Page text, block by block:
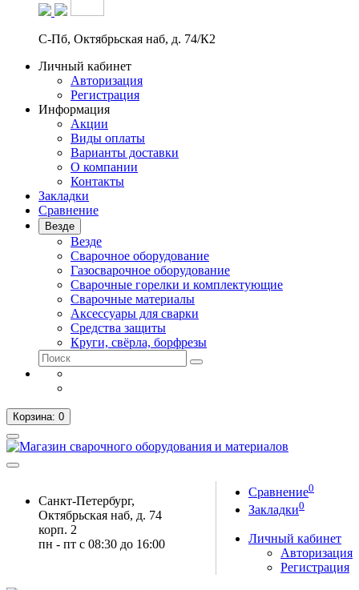
С-Пб, Октябрьская наб, д. 74/К2
Личный кабинет
Авторизация
Регистрация
Информация
Акции
Виды оплаты
Варианты доставки
О компании
Контакты
Закладки
Сравнение
Везде
Везде
Сварочное оборудование
Газосварочное оборудование
Сварочные горелки и комплектующие
Сварочные материалы
Аксессуары для сварки
Средства защиты
Круги, свёрла, борфрезы
Корзина: 0
Санкт-Петербург,
Октябрьская наб, д. 74
корп. 2
пн - пт с 08:30 до 16:00
Сравнение0
Закладки0
Личный кабинет
Авторизация
Регистрация